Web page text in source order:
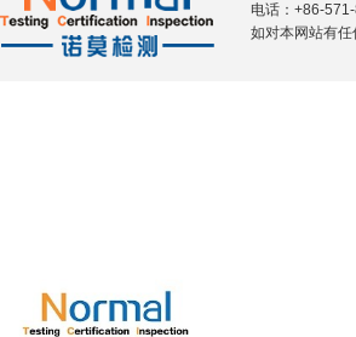
电话：+86-
如对本网站有